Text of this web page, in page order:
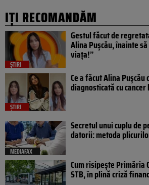
IȚI RECOMANDĂM
ȘTIRI
Gestul făcut de
Alina Pușcău, înainte
viața!”
ȘTIRI
Ce a făcut Alina
diagnosticată cu
MEDIAFAX
Secretul unui cuplu de
datorii: metoda
Cum risipește Primăria
STB, în plină criză